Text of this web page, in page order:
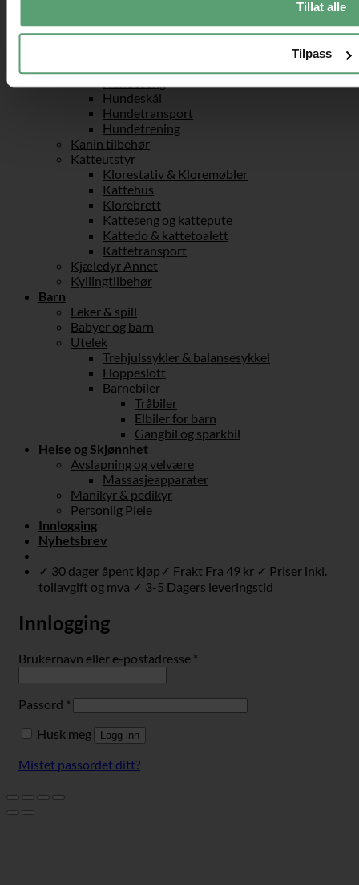
Tillat alle
Tilpass
Hundeutstyr
Hundeskål
Hundetransport
Hundetrening
Kanin tilbehør
Katteutstyr
Klorestativ & Kloremøbler
Kattehus
Klorebrett
Katteseng og kattepute
Kattedo & kattetoalett
Kattetransport
Kjæledyr Annet
Kyllingtilbehør
Barn
Leker & spill
Babyer og barn
Utelek
Trehjulssykler & balansesykkel
Hoppeslott
Barnebiler
Tråbiler
Elbiler for barn
Gangbil og sparkbil
Helse og Skjønnhet
Avslapning og velvære
Massasjeapparater
Manikyr & pedikyr
Personlig Pleie
Innlogging
Nyhetsbrev
✓ 30 dager åpent kjøp✓ Frakt Fra 49 kr ✓ Priser inkl.
tollavgift og mva ✓ 3-5 Dagers leveringstid
Innlogging
Brukernavn eller e-postadresse *
Passord * Påkrevd
Husk meg
Logg inn
Mistet passordet ditt?